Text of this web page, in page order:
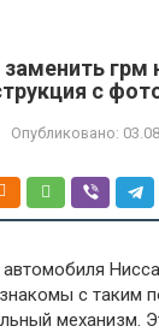
заменить грм
с
Опубликовано:
с таким
механизм.